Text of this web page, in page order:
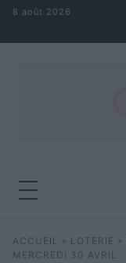
Aller au contenu
8 août 2026
Rechercher
ACCUEIL » LOTERIE »
MERCREDI 30 AVRIL